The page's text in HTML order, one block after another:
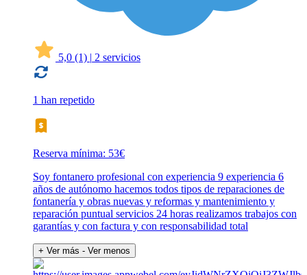
5,0 (1) | 2 servicios
1 han repetido
Reserva mínima: 53€
Soy fontanero profesional con experiencia 9 experiencia 6
años de autónomo hacemos todos tipos de reparaciones de
fontanería y obras nuevas y reformas y mantenimiento y
reparación puntual servicios 24 horas realizamos trabajos con
garantías y con factura y con responsabilidad total
+ Ver más - Ver menos